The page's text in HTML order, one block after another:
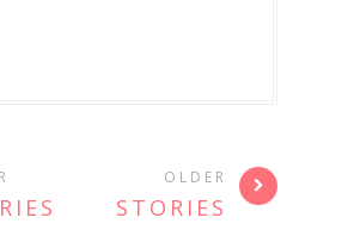
OLDER
STORIES